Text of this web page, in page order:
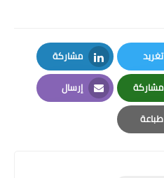
تغريد
Twitter
مشاركة
LinkedIn
مشاركة
Whatsapp
إرسال
Email
طباعة
Print